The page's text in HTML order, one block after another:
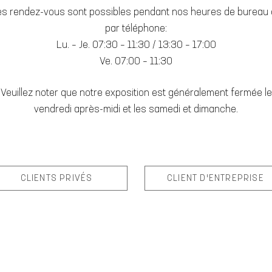
rendez-vous sont possibles pendant nos heures de bureau
par téléphone:
Lu. – Je. 07:30 – 11:30 / 13:30 – 17:00
Ve. 07:00 – 11:30
Veuillez noter que notre exposition est généralement fermée le
vendredi après-midi et les samedi et dimanche.
CLIENTS PRIVÉS CLIENT D'ENTREPRISE